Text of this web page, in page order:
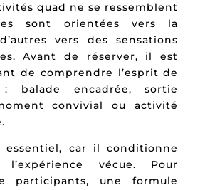
quad ne se ressemblent
sont orientées vers la
vers des sensations
Avant de réserver, il est
de comprendre l’esprit de
balade encadrée, sortie
convivial ou activité
car il conditionne
l’expérience vécue. Pour
participants, une formule